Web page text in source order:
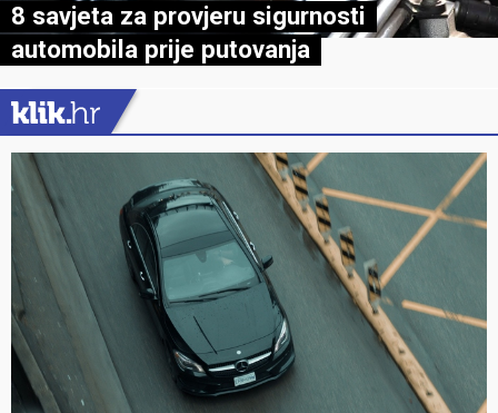
8 savjeta za provjeru sigurnosti
automobila prije putovanja